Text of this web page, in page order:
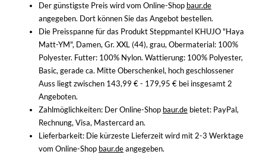
Der günstigste Preis wird vom Online-Shop baur.de
angegeben. Dort können Sie das Angebot bestellen.
Die Preisspanne für das Produkt Steppmantel KHUJO "Haya
Matt-YM", Damen, Gr. XXL (44), grau, Obermaterial: 100%
Polyester. Futter: 100% Nylon. Wattierung: 100% Polyester,
Basic, gerade ca. Mitte Oberschenkel, hoch geschlossener
Auss liegt zwischen 143,99 € - 179,95 € bei insgesamt 2
Angeboten.
Zahlmöglichkeiten: Der Online-Shop baur.de bietet: PayPal,
Rechnung, Visa, Mastercard an.
Lieferbarkeit: Die kürzeste Lieferzeit wird mit 2-3 Werktage
vom Online-Shop baur.deangegeben.